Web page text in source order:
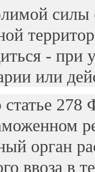
силы
- при
или
статье
орган
ввоза в